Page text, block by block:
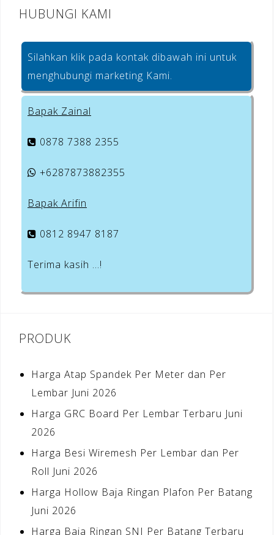
HUBUNGI KAMI
Silahkan klik pada kontak dibawah ini untuk
menghubungi marketing Kami.
Bapak Zainal
0878 7388 2355
+6287873882355
Bapak Arifin
0812 8947 8187
Terima kasih …!
PRODUK
Harga Atap Spandek Per Meter dan Per
Lembar Juni 2026
Harga GRC Board Per Lembar Terbaru Juni
2026
Harga Besi Wiremesh Per Lembar dan Per
Roll Juni 2026
Harga Hollow Baja Ringan Plafon Per Batang
Juni 2026
Harga Baja Ringan SNI Per Batang Terbaru